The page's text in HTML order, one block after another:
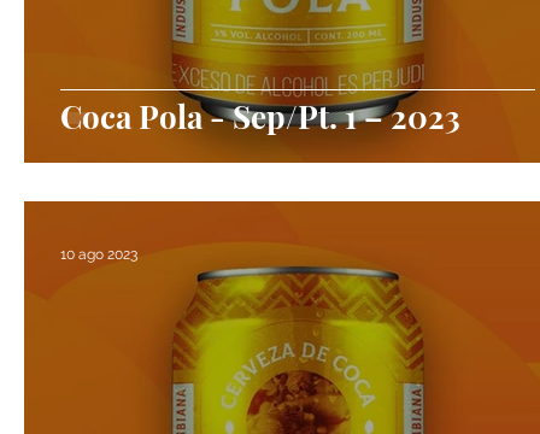
Coca Pola - Sep/Pt. 1 – 2023
10 ago 2023